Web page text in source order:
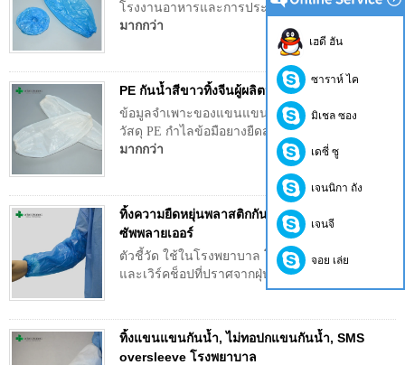
โรงงานอาหารและการประชุมเชิงปฏิบัติก...
มากกว่า
PE กันน้ำสีขาวทิ้งจีนผู้ผลิตปลอกแขน
ข้อมูลจำเพาะของแขนแขน: ปลอกแขนที่ทำจาก
วัสดุ PE กำไลข้อมือยางยืดสไตล์กับฟังก์ชั...
มากกว่า
ทิ้งความยืดหยุ่นพลาสติกกันน้ำสีน้ำเงิน PE แขนปก
ซัพพลายเออร์
ตัวชี้วัด ใช้ในโรงพยาบาล โรงงานผลิตอาหาร
และเวิร์คช็อปที่ปราศจากฝุ่น ปกติบรรจ...
ทิ้งแขนแขนกันน้ำ, ไม่ทอปกแขนกันน้ำ, SMS
oversleeve โรงพยาบาล
เฮดี ฮัน
ซาราห์ ไค
มิเชล ซอง
เดซี่ ซู
เจนนิกา ถัง
เจนจี
จอย เล่ย